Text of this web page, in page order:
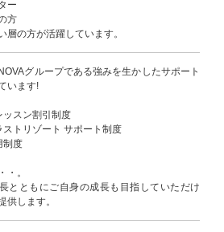
ー
方
層の方が活躍しています。
グループである強みを生かしたサポート
います!
ッスン割引制度
ストリゾート サポート制度
制度
・。
とともにご自身の成長も目指していただけ
供します。